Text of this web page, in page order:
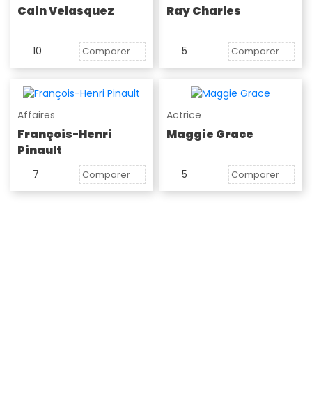
Cain Velasquez
10 Comparer
Ray Charles
5 Comparer
Affaires
François-Henri
Pinault
7 Comparer
Actrice
Maggie Grace
5 Comparer